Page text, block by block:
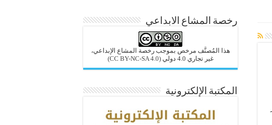
رخصة المشاع الابداعي
هذا المُصنَّف مرخص بموجب رخصة المشاع الإبداعي،
غير تجاري 4.0 دولي
(CC BY-NC-SA 4.0)
المكتبة الإلكترونية